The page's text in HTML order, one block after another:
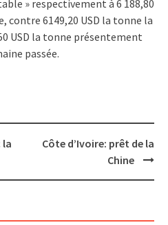
» respectivement à 6 188,80
contre 6149,20 USD la tonne la
USD la tonne présentement
passée.
la
Côte d’Ivoire: prêt de la
Chine